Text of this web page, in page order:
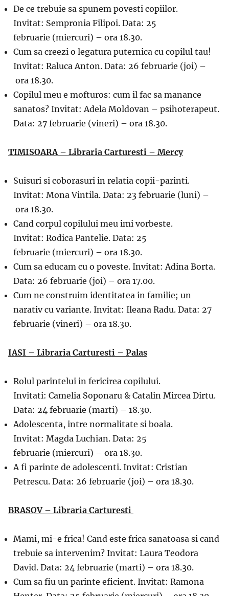
De ce trebuie sa spunem povesti copiilor.
Invitat: Sempronia Filipoi. Data: 25
februarie (miercuri) – ora 18.30.
Cum sa creezi o legatura puternica cu copilul tau!
Invitat: Raluca Anton. Data: 26 februarie (joi) –
ora 18.30.
Copilul meu e mofturos: cum il fac sa manance
sanatos? Invitat: Adela Moldovan – psihoterapeut.
Data: 27 februarie (vineri) – ora 18.30.
TIMISOARA – Libraria Carturesti – Mercy
Suisuri si coborasuri in relatia copii-parinti.
Invitat: Mona Vintila. Data: 23 februarie (luni) –
ora 18.30.
Cand corpul copilului meu imi vorbeste.
Invitat: Rodica Pantelie. Data: 25
februarie (miercuri) – ora 18.30.
Cum sa educam cu o poveste. Invitat: Adina Borta.
Data: 26 februarie (joi) – ora 17.00.
Cum ne construim identitatea in familie; un
narativ cu variante. Invitat: Ileana Radu. Data: 27
februarie (vineri) – ora 18.30.
IASI – Libraria Carturesti – Palas
Rolul parintelui in fericirea copilului.
Invitati: Camelia Soponaru & Catalin Mircea Dirtu.
Data: 24 februarie (marti) – 18.30.
Adolescenta, intre normalitate si boala.
Invitat: Magda Luchian. Data: 25
februarie (miercuri) – ora 18.30.
A fi parinte de adolescenti. Invitat: Cristian
Petrescu. Data: 26 februarie (joi) – ora 18.30.
BRASOV – Libraria Carturesti
Mami, mi-e frica! Cand este frica sanatoasa si cand
trebuie sa intervenim? Invitat: Laura Teodora
David. Data: 24 februarie (marti) – ora 18.30.
Cum sa fiu un parinte eficient. Invitat: Ramona